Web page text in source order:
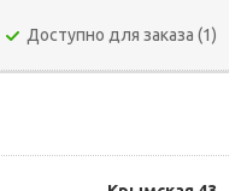
Доступно для заказа (1)